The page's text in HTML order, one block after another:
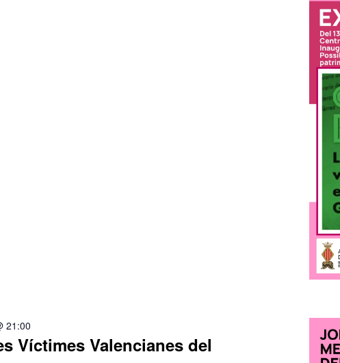
Víctimes Valencianes del
21:00